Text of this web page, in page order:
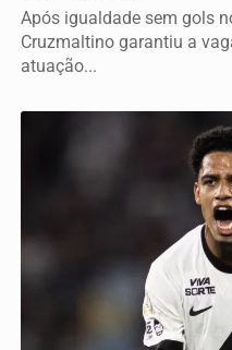
Após igualdade sem gols
Cruzmaltino garantiu a
atuação...